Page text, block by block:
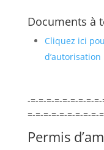
Documents à
Cliquez ici
d’autorisation
-=-=-=-=-=-=-=-=-
=-=-=-=-=-=-=-=-=-
Permis